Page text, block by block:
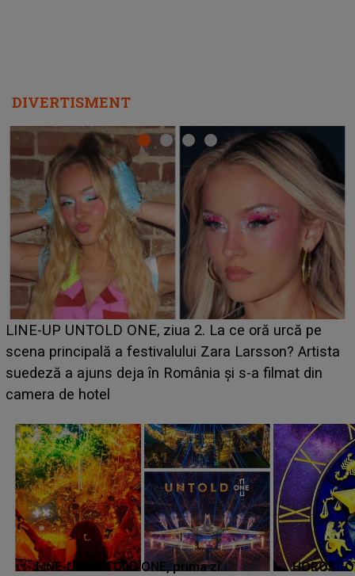
DIVERTISMENT
Ce a dezvăluit noua concurentă din "Casa Iubirii" l-a
luat prin surprindere pe Emanuel. CINE ESTE
BĂIATUL VIZAT de Alexandra?! Aflându-se în fața
faptului împlinit, A RECUNOSCUT IMEDIAT: "Am
LINE-UP UNTOLD ONE, prima zi.